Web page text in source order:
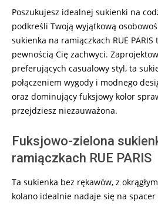
Poszukujesz idealnej sukienki na
podkreśli Twoją wyjątkową
sukienka na ramiączkach RUE
pewnością Cię zachwyci.
preferujących casualowy styl, ta
połączeniem wygody i modnego
oraz dominujący fuksjowy kolor
przejdziesz niezauważona.
Fuksjowo-zielona
ramiączkach RUE PARIS
Ta sukienka bez rękawów, z
kolano idealnie nadaje się na